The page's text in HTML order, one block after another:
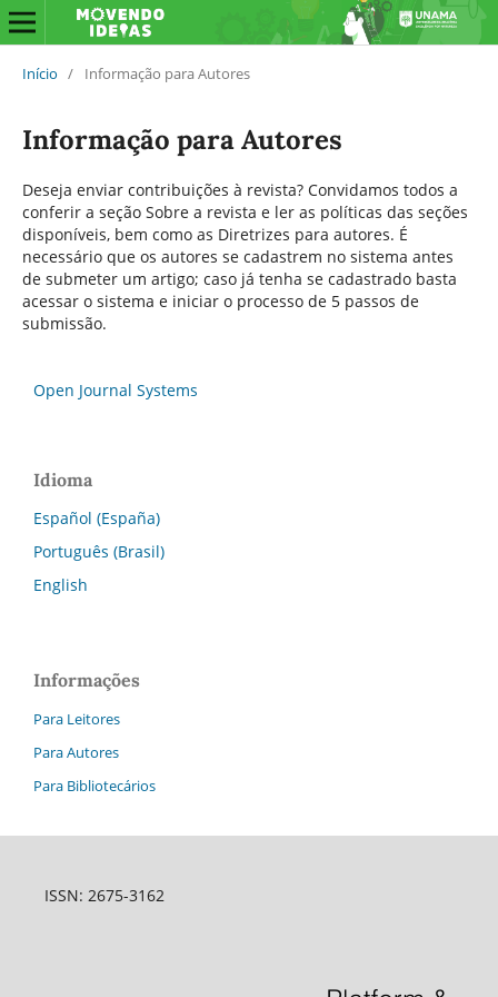
Início / Informação para Autores
Informação para Autores
Deseja enviar contribuições à revista? Convidamos todos a
conferir a seção Sobre a revista e ler as políticas das seções
disponíveis, bem como as Diretrizes para autores. É
necessário que os autores se cadastrem no sistema antes
de submeter um artigo; caso já tenha se cadastrado basta
acessar o sistema e iniciar o processo de 5 passos de
submissão.
Open Journal Systems
Idioma
Español (España)
Português (Brasil)
English
Informações
Para Leitores
Para Autores
Para Bibliotecários
ISSN: 2675-3162